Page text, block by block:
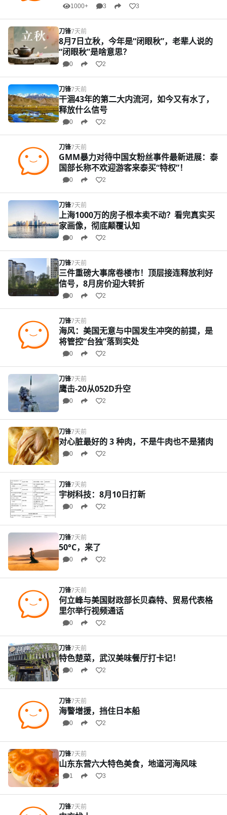
1000+ 3 3
刀锋7天前
8月7日立秋，今年是“闭眼秋”，老辈人说的
“闭眼秋”是啥意思？
0 2
刀锋7天前
干涸43年的第二大内流河，如今又有水了，
释放什么信号
0 2
刀锋7天前
GMM暴力对待中国女粉丝事件最新进展：泰
国部长称不欢迎游客来泰买“特权”！
0 2
刀锋7天前
上海1000万的房子根本卖不动？看完真实买
家画像，彻底颠覆认知
0 2
刀锋7天前
三件重磅大事席卷楼市！顶层接连释放利好
信号，8月房价迎大转折
0 2
刀锋7天前
海风：美国无意与中国发生冲突的前提，是
将管控“台独”落到实处
0 2
刀锋7天前
鹰击-20从052D升空
0 2
刀锋7天前
对心脏最好的 3 种肉，不是牛肉也不是猪肉
0 2
刀锋7天前
宇树科技：8月10日打新
0 2
刀锋7天前
50°C，来了
0 2
刀锋7天前
何立峰与美国财政部长贝森特、贸易代表格
里尔举行视频通话
0 2
刀锋7天前
特色楚菜，武汉美味餐厅打卡记！
0 2
刀锋7天前
海警增援，挡住日本船
0 2
刀锋7天前
山东东营六大特色美食，地道河海风味
1 3
刀锋7天前